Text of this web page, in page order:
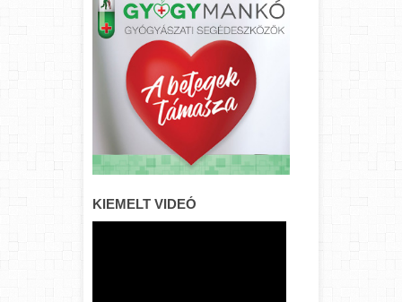
KIEMELT VIDEÓ